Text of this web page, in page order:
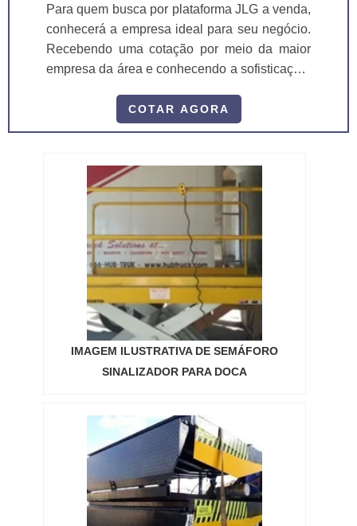
Para quem busca por plataforma JLG a venda,
conhecerá a empresa ideal para seu negócio.
Recebendo uma cotação por meio da maior
empresa da área e conhecendo a sofisticação,
INFORMAÇÕES INTERESSANTES SOBRE
PLATAFORMA JLG A VENDA Se alguém
empresa comprometida com os serviços, acha
o site da ASL Equipamentos. Uma empresa
com alto know-how em plataformas...
COTAR AGORA
IMAGEM ILUSTRATIVA DE SEMÁFORO
SINALIZADOR PARA DOCA